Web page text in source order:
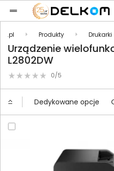
Produkty Drukarki
Urządzenie
L2802DW
0/5
Dedykowane opcje